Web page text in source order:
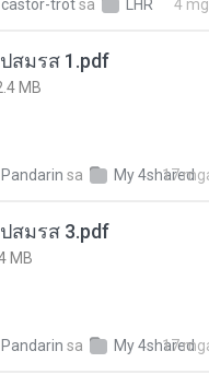
castor-trotsa LHR 4
สมรส 1.pdf
MB
Pandarin sa My 4shared
17
สมรส 3.pdf
MB
Pandarin sa My 4shared
17